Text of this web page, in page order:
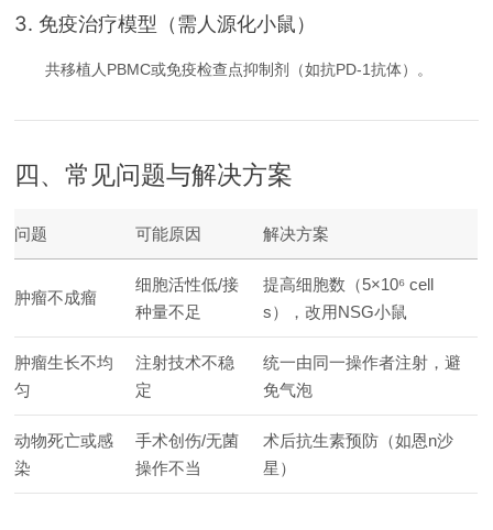
3. 免疫治疗模型（需人源化小鼠）
共移植人PBMC或免疫检查点抑制剂（如抗PD-1抗体）。
四、常见问题与解决方案
问题 可能原因 解决方案
肿瘤不成瘤
细胞活性低/接
种量不足
提高细胞数（5×10⁶ cell
s），改用NSG小鼠
肿瘤生长不均
匀
注射技术不稳
定
统一由同一操作者注射，避
免气泡
动物死亡或感
染
手术创伤/无菌
操作不当
术后抗生素预防（如恩n沙
星）